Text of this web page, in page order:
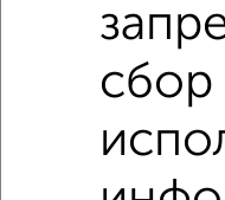
Поиск по схожимсбор